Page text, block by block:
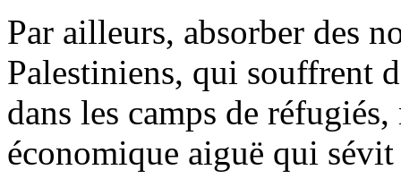
Par ailleurs, absorber des
Palestiniens, qui souffrent
dans les camps de
économique aiguë qui